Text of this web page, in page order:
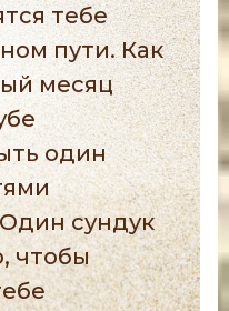
тебе
пути. Как
месяц
один
Один сундук
чтобы